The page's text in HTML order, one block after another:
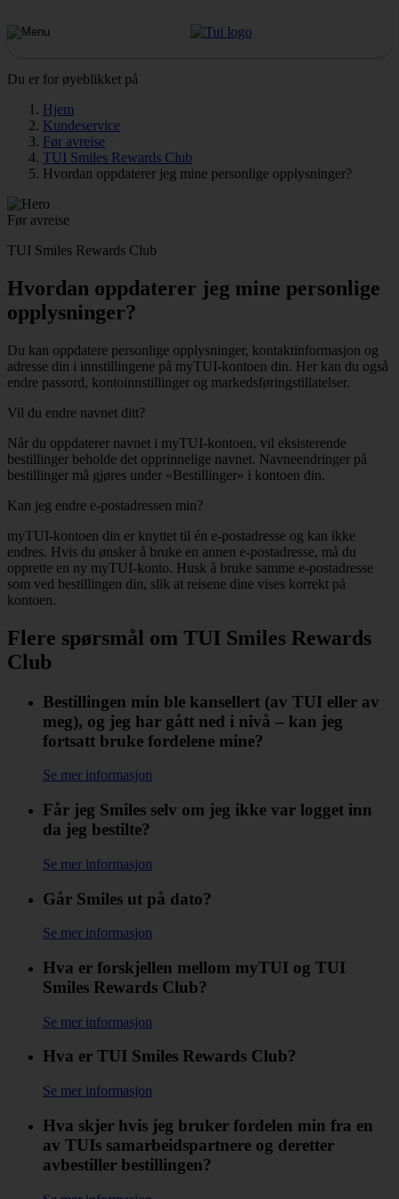
Du er for øyeblikket på
Hjem
Kundeservice
Før avreise
TUI Smiles Rewards Club
Hvordan oppdaterer jeg mine personlige opplysninger?
Før avreise
TUI Smiles Rewards Club
Hvordan oppdaterer jeg mine personlige
opplysninger?
Du kan oppdatere personlige opplysninger, kontaktinformasjon og
adresse din i innstillingene på myTUI-kontoen din. Her kan du også
endre passord, kontoinnstillinger og markedsføringstillatelser.
Vil du endre navnet ditt?
Når du oppdaterer navnet i myTUI-kontoen, vil eksisterende
bestillinger beholde det opprinnelige navnet. Navneendringer på
bestillinger må gjøres under «Bestillinger» i kontoen din.
Kan jeg endre e-postadressen min?
myTUI-kontoen din er knyttet til én e-postadresse og kan ikke
endres. Hvis du ønsker å bruke en annen e-postadresse, må du
opprette en ny myTUI-konto. Husk å bruke samme e-postadresse
som ved bestillingen din, slik at reisene dine vises korrekt på
kontoen.
Flere spørsmål om TUI Smiles Rewards
Club
Bestillingen min ble kansellert (av TUI eller av
meg), og jeg har gått ned i nivå – kan jeg
fortsatt bruke fordelene mine?
Se mer informasjon
Får jeg Smiles selv om jeg ikke var logget inn
da jeg bestilte?
Se mer informasjon
Går Smiles ut på dato?
Se mer informasjon
Hva er forskjellen mellom myTUI og TUI
Smiles Rewards Club?
Se mer informasjon
Hva er TUI Smiles Rewards Club?
Se mer informasjon
Hva skjer hvis jeg bruker fordelen min fra en
av TUIs samarbeidspartnere og deretter
avbestiller bestillingen?